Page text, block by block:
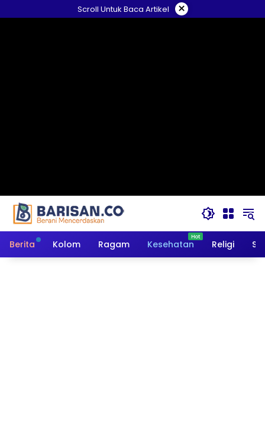
ke
Scroll Untuk Baca Artikel ×
Berita Kolom Ragam Kesehatan Religi